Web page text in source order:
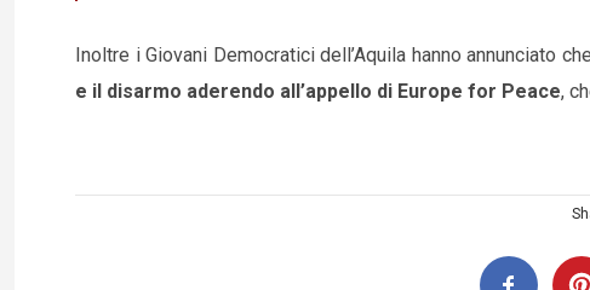
Inoltre i Giovani Democratici dell’Aquila hanno annunciato che
e il disarmo aderendo all’appello di Europe for Peace,